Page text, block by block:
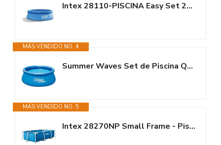
Intex 28110-PISCINA Easy Set 244X76CM 2419L (S/DEPURADORA)
MÁS VENDIDO NO. 4
Summer Waves Set de Piscina Quick Up 244 x 76 cm con depuradora de Filtro
MÁS VENDIDO NO. 5
Intex 28270NP Small Frame - Piscina Desmontable, 220 x 150 x 60 cm, 1.662...